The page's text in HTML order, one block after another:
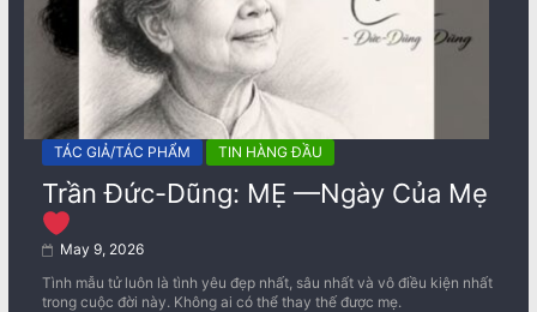
TÁC GIẢ/TÁC PHẨM TIN HÀNG ĐẦU
Trần Đức-Dũng: MẸ —Ngày Của Mẹ
May 9, 2026
Tình mẫu tử luôn là tình yêu đẹp nhất, sâu nhất và vô điều kiện nhất
trong cuộc đời này. Không ai có thể thay thế được mẹ.